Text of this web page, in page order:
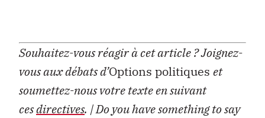
Souhaitez-vous réagir à cet article ?Joignez-
vous aux débats d’Options politiques et
soumettez-nous votre texte en suivant
cesdirectives. | Do you have something to say